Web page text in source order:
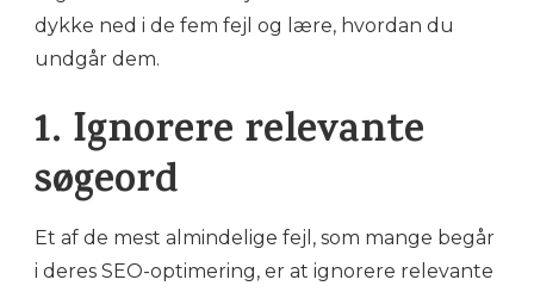
dykke ned i de fem fejl og lære, hvordan du
undgår dem.
1. Ignorere relevante
søgeord
Et af de mest almindelige fejl, som mange begår
i deres SEO-optimering, er at ignorere relevante